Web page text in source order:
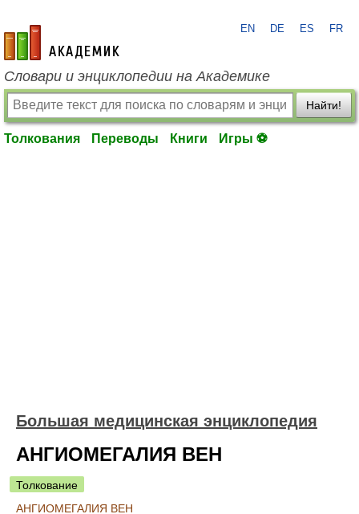
academic.ru
EN DE ES FR
Словари и энциклопедии на Академике
Найти!
Толкования Переводы Книги Игры ⚽
Большая медицинская энциклопедия
АНГИОМЕГАЛИЯ ВЕН
Толкование
АНГИОМЕГАЛИЯ ВЕН